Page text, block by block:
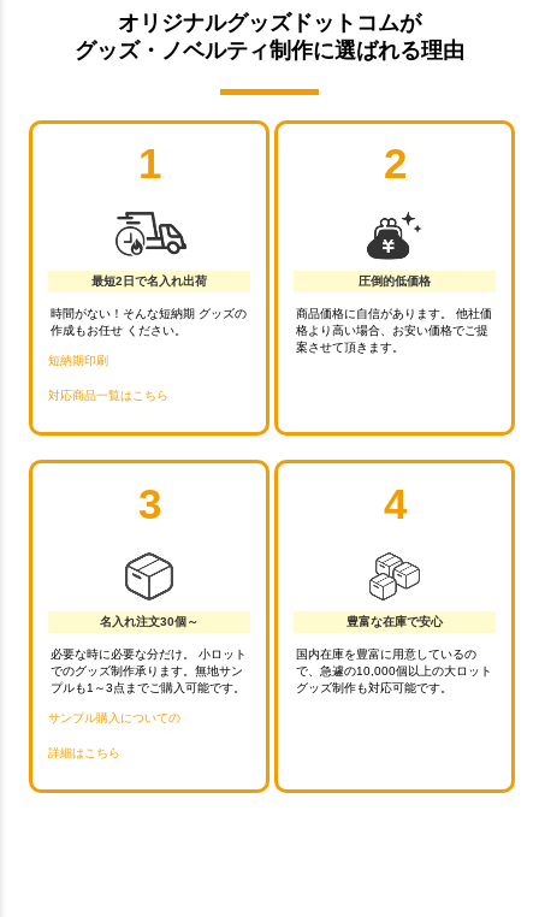
オリジナルグッズドットコムが
グッズ・ノベルティ制作に選ばれる理由
1
最短2日で名入れ出荷
時間がない！そんな短納期 グッズの
作成もお任せ ください。
短納期印刷
対応商品一覧はこちら
2
圧倒的低価格
商品価格に自信があります。 他社価
格より高い場合、お安い価格でご提
案させて頂きます。
3
名入れ注文30個～
必要な時に必要な分だけ。 小ロット
でのグッズ制作承ります。無地サン
プルも1～3点までご購入可能です。
サンプル購入についての
詳細はこちら
4
豊富な在庫で安心
国内在庫を豊富に用意しているの
で、急遽の10,000個以上の大ロット
グッズ制作も対応可能です。